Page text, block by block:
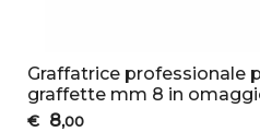
Graffatrice professionale
graffette mm 8 in
€ 8,00